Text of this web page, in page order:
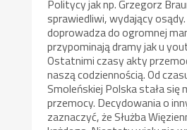
Politycy jak np. Grzegorz
sprawiedliwi, wydający
doprowadza do ogromnej
przypominają dramy jak u
Ostatnimi czasy akty
naszą codziennością. Od
Smoleńskiej Polska stała się
przemocy. Decydowania o
zaznaczyć, że Służba